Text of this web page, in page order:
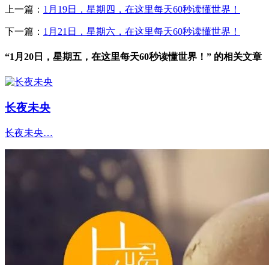
上一篇： 1月19日，星期四，在这里每天60秒读懂世界！
下一篇： 1月21日，星期六，在这里每天60秒读懂世界！
“1月20日，星期五，在这里每天60秒读懂世界！” 的相关文章
长夜未央
长夜未央…